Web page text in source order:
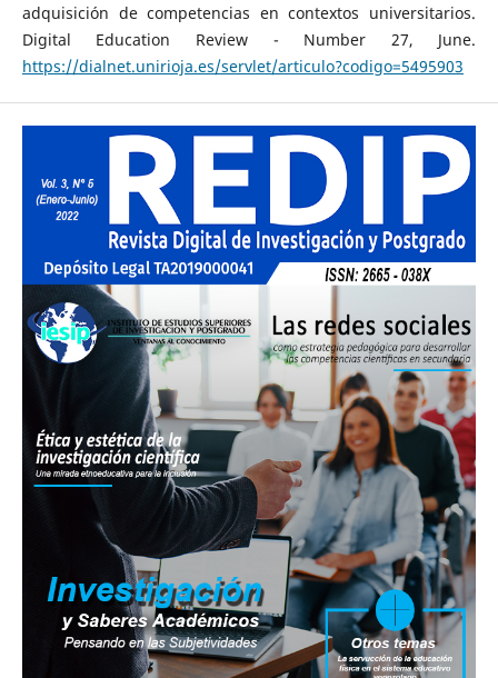
adquisición de competencias en contextos universitarios.
Digital Education Review - Number 27, June.
https://dialnet.unirioja.es/servlet/articulo?codigo=5495903